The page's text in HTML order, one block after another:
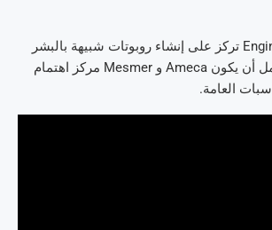
وبما أن Engineered Arts تركز على إنشاء روبوتات شبيهة بالبشر
للترفيه، فمن المحتمل أن يكون Ameca و Mesmer مركز اهتمام
العامة.